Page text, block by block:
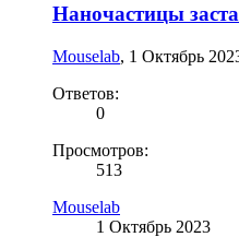
Наночастицы
Mouselab, 1 Октябрь
Ответов:
0
Просмотров:
513
Mouselab
1 Октябрь 2023